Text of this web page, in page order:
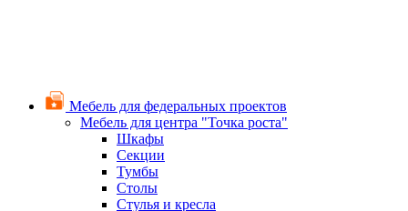
Мебель для федеральных проектов
Мебель для центра "Точка роста"
Шкафы
Секции
Тумбы
Столы
Стулья и кресла